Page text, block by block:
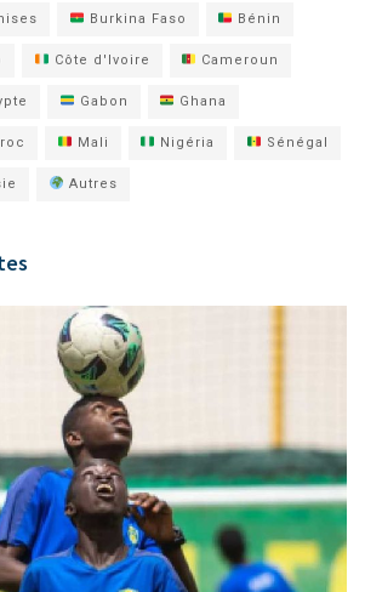
Burkina Faso Bénin
Côte d'Ivoire Cameroun
Gabon Ghana
Mali Nigéria Sénégal
Autres